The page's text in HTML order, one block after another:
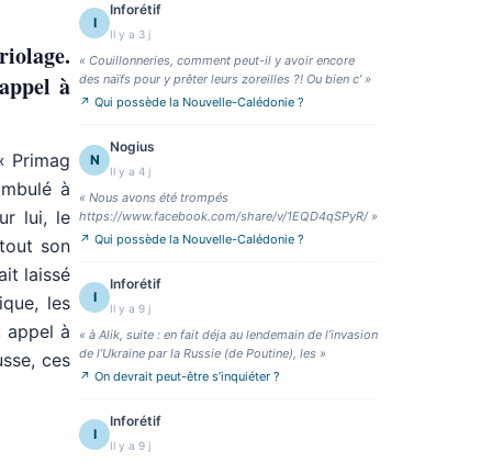
à
Primag
à
lui, le
son
laissé
les
appel à
ces
I
Inforétif
Il y a 3 j
« Couillonneries, comment peut-il y avoir encore
des naïfs pour y prêter leurs zoreilles ?! Ou bien c’»
↗ Qui possède la Nouvelle-Calédonie ?
N
Nogius
Il y a 4 j
« Nous avons été trompés
https://www.facebook.com/share/v/1EQD4qSPyR/»
↗ Qui possède la Nouvelle-Calédonie ?
I
Inforétif
Il y a 9 j
« à Alik, suite : en fait déja au lendemain de l’invasion
de l’Ukraine par la Russie (de Poutine), les »
↗ On devrait peut-être s’inquiéter ?
I
Inforétif
Il y a 9 j